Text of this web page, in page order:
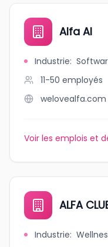
Alfa AI
Industrie:
11-50 employés
welovealfa.com
Voir les emplois et
ALFA
Industrie: